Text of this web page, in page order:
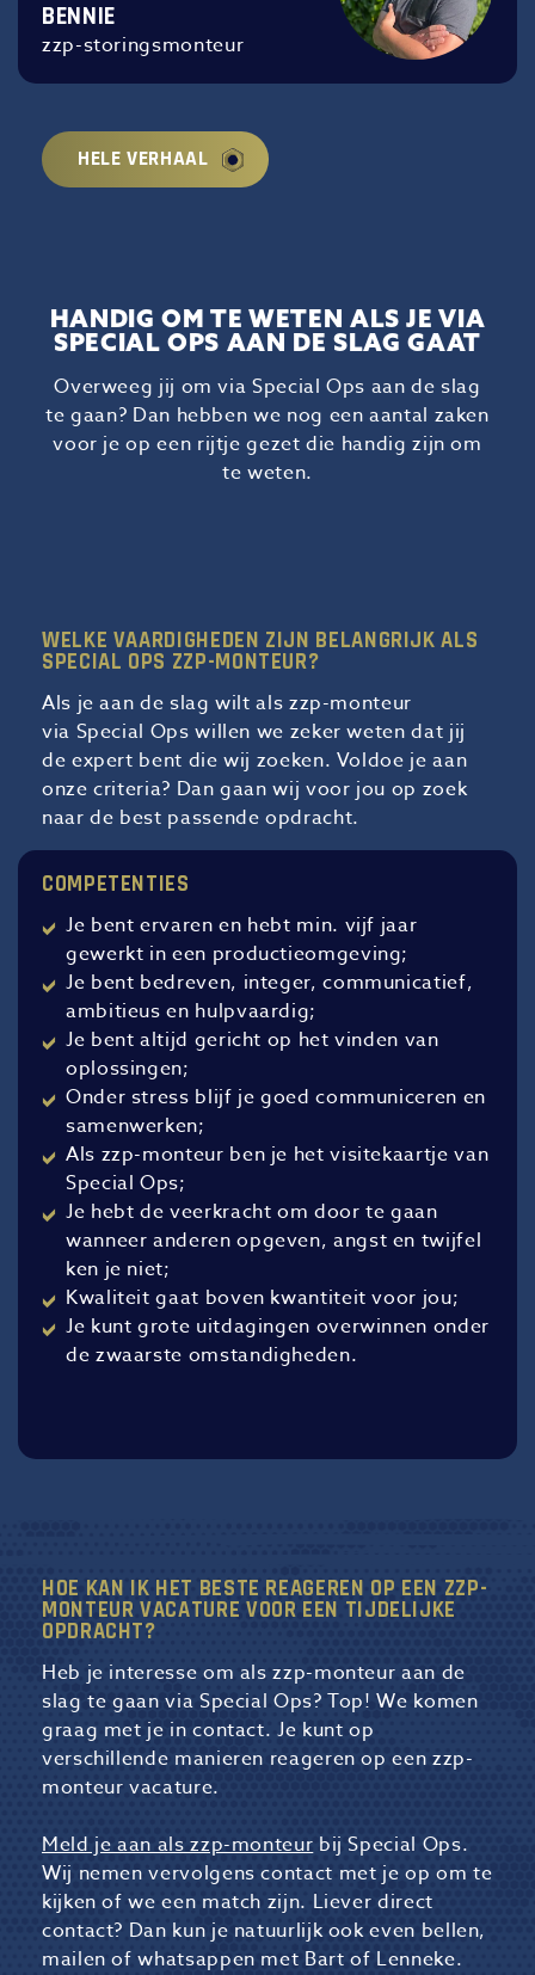
BENNIE
zzp-storingsmonteur
HELE VERHAAL
HANDIG OM TE WETEN ALS JE VIA
SPECIAL OPS AAN DE SLAG GAAT
Overweeg jij om via Special Ops aan de slag
te gaan? Dan hebben we nog een aantal zaken
voor je op een rijtje gezet die handig zijn om
te weten.
WELKE VAARDIGHEDEN ZIJN BELANGRIJK ALS
SPECIAL OPS ZZP-MONTEUR?
Als je aan de slag wilt als zzp-monteur
via Special Ops willen we zeker weten dat jij
de expert bent die wij zoeken. Voldoe je aan
onze criteria? Dan gaan wij voor jou op zoek
naar de best passende opdracht.
COMPETENTIES
Je bent ervaren en hebt min. vijf jaar
gewerkt in een productieomgeving;
Je bent bedreven, integer, communicatief,
ambitieus en hulpvaardig;
Je bent altijd gericht op het vinden van
oplossingen;
Onder stress blijf je goed communiceren en
samenwerken;
Als zzp-monteur ben je het visitekaartje van
Special Ops;
Je hebt de veerkracht om door te gaan
wanneer anderen opgeven, angst en twijfel
ken je niet;
Kwaliteit gaat boven kwantiteit voor jou;
Je kunt grote uitdagingen overwinnen onder
de zwaarste omstandigheden.
HOE KAN IK HET BESTE REAGEREN OP EEN ZZP-
MONTEUR VACATURE VOOR EEN TIJDELIJKE
OPDRACHT?
Heb je interesse om als zzp-monteur aan de
slag te gaan via Special Ops? Top! We komen
graag met je in contact. Je kunt op
verschillende manieren reageren op een zzp-
monteur vacature.
Meld je aan als zzp-monteurbij Special Ops.
Wij nemen vervolgens contact met je op om te
kijken of we een match zijn. Liever direct
contact? Dan kun je natuurlijk ook even bellen,
mailen of whatsappen met Bart of Lenneke.